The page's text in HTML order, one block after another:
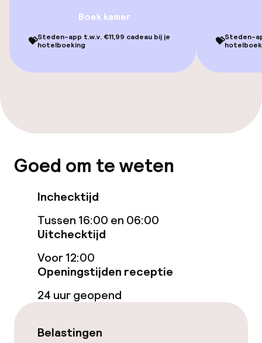
Gratis wifi
Lunch à la carte
Lunch, vast menu
Diner à la carte
Diner, vast menu
Boek kamer
💝Steden-app t.w.v. €11,99 cadeau bij je
hotelboeking
💝Steden-
Goed om te weten
Inchecktijd
Tussen 16:00 en 06:00
Uitchecktijd
Voor 12:00
Openingstijden receptie
24 uur geopend
Belastingen